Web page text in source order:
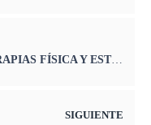
COGNITIVA EN LA OROYA
SIGUIENTE